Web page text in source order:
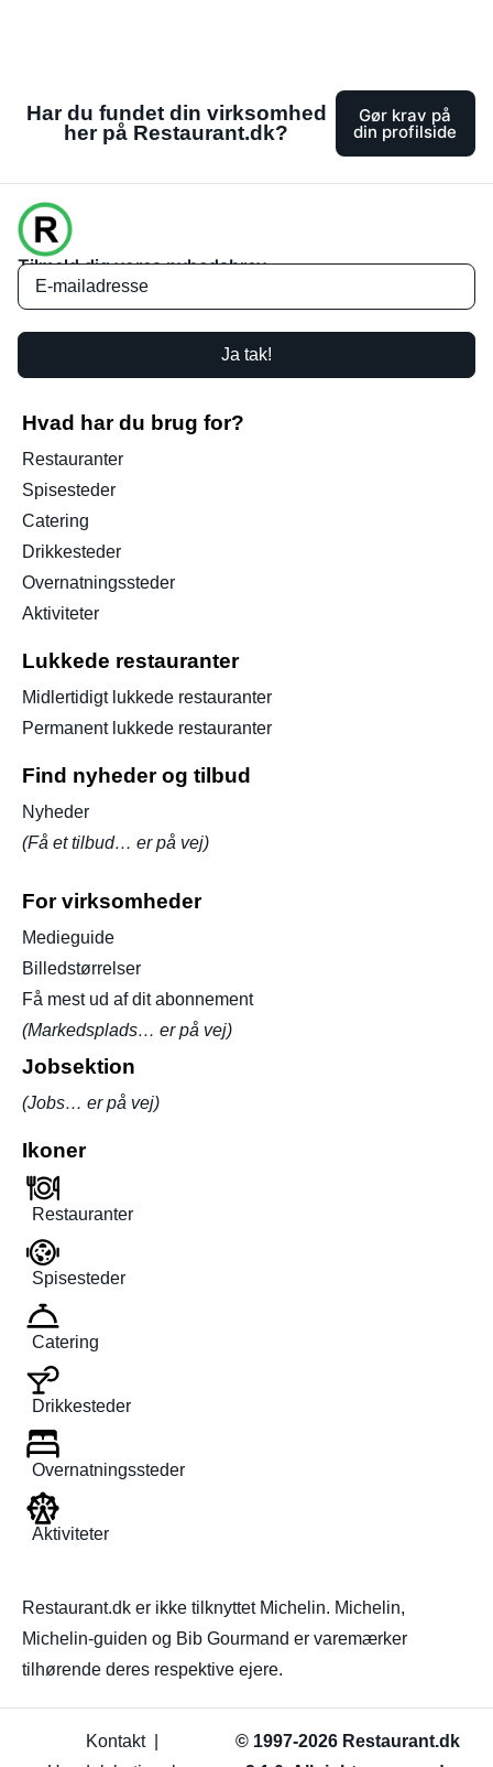
Har du fundet din virksomhed
her på Restaurant.dk?
Gør krav på
din profilside
Tilmeld dig vores nyhedsbrev
Ja tak!
Hvad har du brug for?
Restauranter
Spisesteder
Catering
Drikkesteder
Overnatningssteder
Aktiviteter
Lukkede restauranter
Midlertidigt lukkede restauranter
Permanent lukkede restauranter
Find nyheder og tilbud
Nyheder
(Få et tilbud… er på vej)
For virksomheder
Medieguide
Billedstørrelser
Få mest ud af dit abonnement
(Markedsplads… er på vej)
Jobsektion
(Jobs… er på vej)
Ikoner
Restauranter
Spisesteder
Catering
Drikkesteder
Overnatningssteder
Aktiviteter
Restaurant.dk er ikke tilknyttet Michelin. Michelin,
Michelin-guiden og Bib Gourmand er varemærker
tilhørende deres respektive ejere.
© 1997-2026 Restaurant.dk
Kontakt|